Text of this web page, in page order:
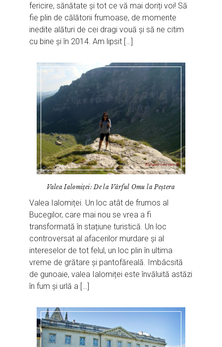
fericire, sănătate și tot ce vă mai doriți voi! Să
fie plin de călătorii frumoase, de momente
inedite alături de cei dragi vouă și să ne citim
cu bine și în 2014. Am lipsit […]
Valea Ialomiței: De la Vârful Omu la Peștera
Valea Ialomiței. Un loc atât de frumos al
Bucegilor, care mai nou se vrea a fi
transformată în stațiune turistică. Un loc
controversat al afacerilor murdare și al
intereselor de tot felul, un loc plin în ultima
vreme de grătare și pantofăreală. Imbâcsită
de gunoaie, valea Ialomiței este învăluită astăzi
în fum și urlă a […]